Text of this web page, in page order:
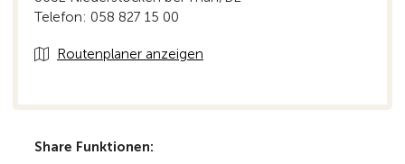
Telefon: 058 827 15 00
Routenplaner anzeigen
Share Funktionen: